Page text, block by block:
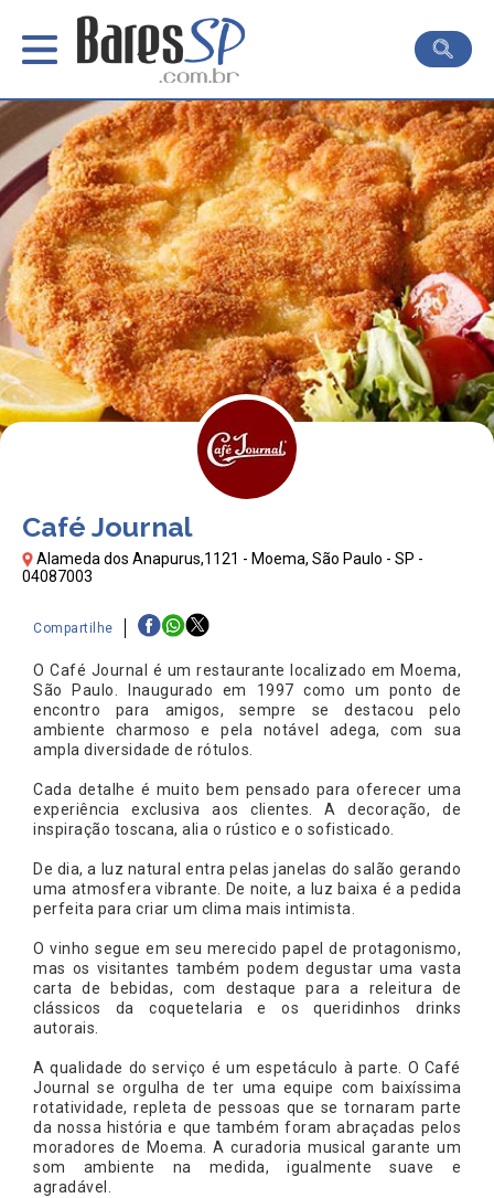
Café Journal
Alameda dos Anapurus,1121 - Moema, São Paulo - SP -
04087003
Compartilhe
O Café Journal é um restaurante localizado em Moema,
São Paulo. Inaugurado em 1997 como um ponto de
encontro para amigos, sempre se destacou pelo
ambiente charmoso e pela notável adega, com sua
ampla diversidade de rótulos.
Cada detalhe é muito bem pensado para oferecer uma
experiência exclusiva aos clientes. A decoração, de
inspiração toscana, alia o rústico e o sofisticado.
De dia, a luz natural entra pelas janelas do salão gerando
uma atmosfera vibrante. De noite, a luz baixa é a pedida
perfeita para criar um clima mais intimista.
O vinho segue em seu merecido papel de protagonismo,
mas os visitantes também podem degustar uma vasta
carta de bebidas, com destaque para a releitura de
clássicos da coquetelaria e os queridinhos drinks
autorais.
A qualidade do serviço é um espetáculo à parte. O Café
Journal se orgulha de ter uma equipe com baixíssima
rotatividade, repleta de pessoas que se tornaram parte
da nossa história e que também foram abraçadas pelos
moradores de Moema. A curadoria musical garante um
som ambiente na medida, igualmente suave e
agradável.